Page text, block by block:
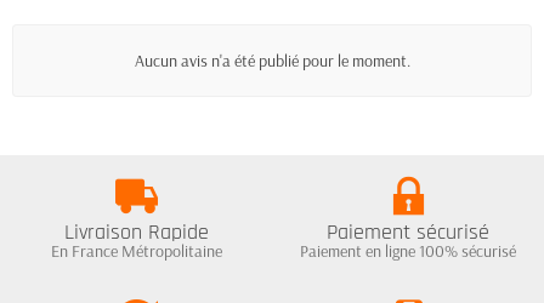
Aucun avis n'a été publié pour le moment.
Livraison Rapide
En France Métropolitaine
Paiement sécurisé
Paiement en ligne 100% sécurisé